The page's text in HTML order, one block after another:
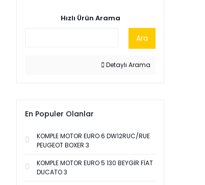
Hızlı Ürün Arama
Ara
Detaylı Arama
En Populer Olanlar
KOMPLE MOTOR EURO 6 DW12RUC/RUE
PEUGEOT BOXER 3
KOMPLE MOTOR EURO 5 130 BEYGİR FİAT
DUCATO 3